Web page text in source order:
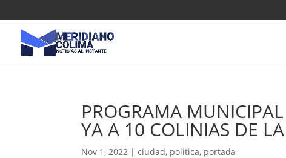
PROGRAMA
YA A 10 COLINIAS DE
Nov 1, 2022 |ciudad, politica, portada